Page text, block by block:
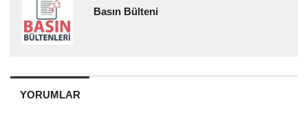
Basın Bülteni
YORUMLAR